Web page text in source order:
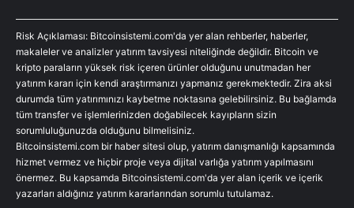
Risk Açıklaması: Bitcoinsistemi.com'da yer alan rehberler, haberler,
makaleler ve analizler yatırım tavsiyesi niteliğinde değildir. Bitcoin ve
kripto paraların yüksek risk içeren ürünler olduğunu unutmadan her
yatırım kararı için kendi araştırmanızı yapmanız gerekmektedir. Zira aksi
durumda tüm yatırımınızı kaybetme noktasına gelebilirsiniz. Bu bağlamda
tüm transfer ve işlemlerinizden doğabilecek kayıpların sizin
sorumluluğunuzda olduğunu bilmelisiniz.
Bitcoinsistemi.com bir haber sitesi olup, yatırım danışmanlığı kapsamında
hizmet vermez ve hiçbir proje veya dijital varlığa yatırım yapılmasını
önermez. Bu kapsamda Bitcoinsistemi.com'da yer alan içerik ve içerik
yazarları aldığınız yatırım kararlarından sorumlu tutulamaz.